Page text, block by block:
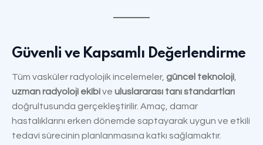
Güvenli ve Kapsamlı Değerlendirme
Tüm vasküler radyolojik incelemeler, güncel teknoloji
uzman radyoloji ekibive uluslararası tanı standartları
doğrultusunda gerçekleştirilir. Amaç, damar
hastalıklarını erken dönemde saptayarak uygun ve etkili
tedavi sürecinin planlanmasına katkı sağlamaktır.